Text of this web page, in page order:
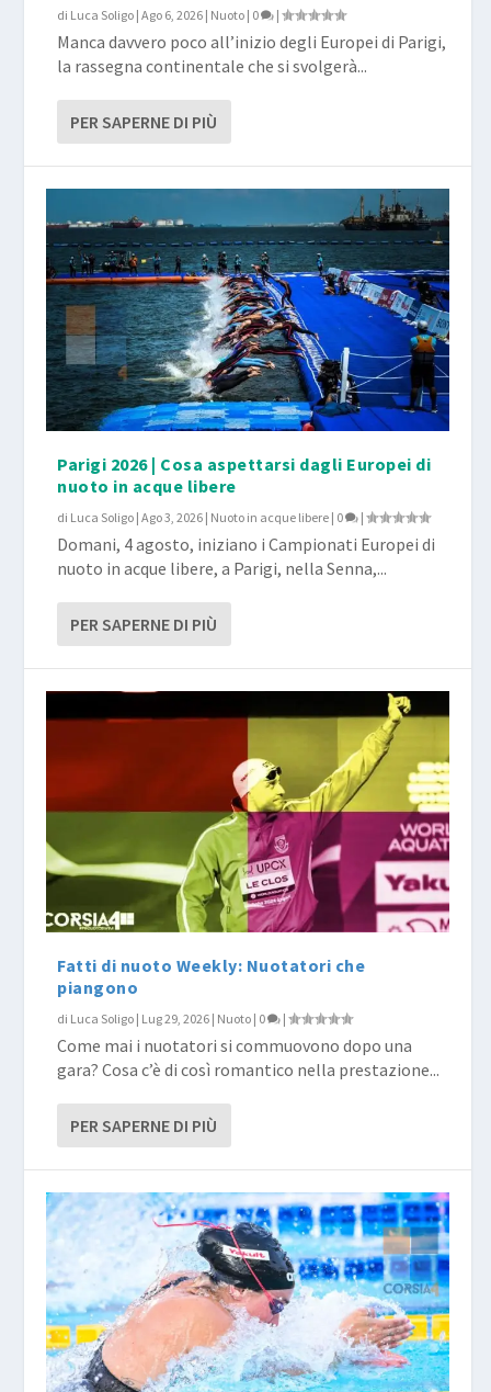
di Luca Soligo |Ago 6, 2026 | Nuoto | 0 |
Manca davvero poco all’inizio degli Europei di Parigi,
la rassegna continentale che si svolgerà...
PER SAPERNE DI PIÙ
Parigi 2026 | Cosa aspettarsi dagli Europei di
nuoto in acque libere
di Luca Soligo |Ago 3, 2026 | Nuoto in acque libere | 0 |
Domani, 4 agosto, iniziano i Campionati Europei di
nuoto in acque libere, a Parigi, nella Senna,...
PER SAPERNE DI PIÙ
Fatti di nuoto Weekly: Nuotatori che
piangono
di Luca Soligo | Lug 29, 2026 | Nuoto | 0 |
Come mai i nuotatori si commuovono dopo una
gara? Cosa c’è di così romantico nella prestazione...
PER SAPERNE DI PIÙ